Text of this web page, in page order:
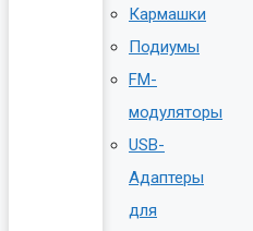
Кармашки
Подиумы
FM-
модуляторы
USB-
Адаптеры
для